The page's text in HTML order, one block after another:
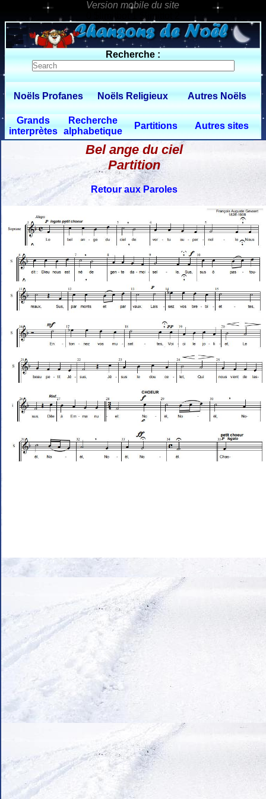
0 $limitbot 1 $limittot 2
Recherche :
Noëls Profanes Noëls Religieux Autres Noëls
Grands
interprètes
Recherche
alphabetique
Partitions Autres sites
Bel ange du ciel
Partition
Retour aux Paroles